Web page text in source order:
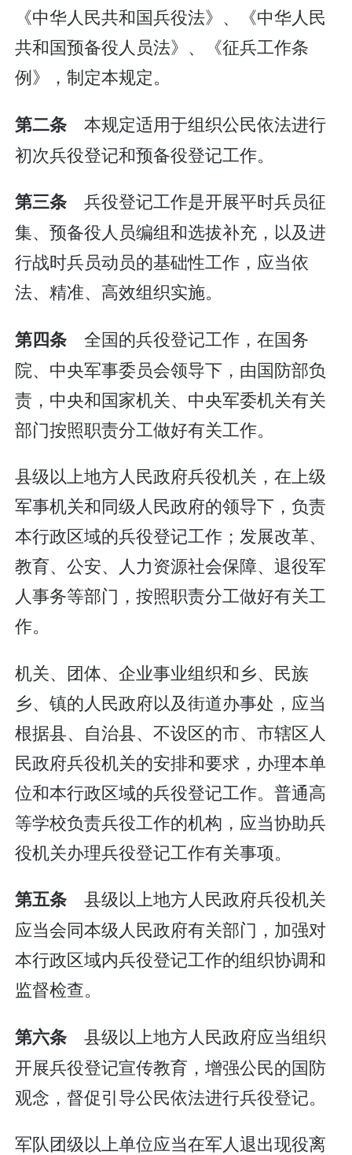
《中华人民共和国兵役法》、《中华人民
共和国预备役人员法》、《征兵工作条
例》，制定本规定。
第二条本规定适用于组织公民依法进行
初次兵役登记和预备役登记工作。
第三条兵役登记工作是开展平时兵员征
集、预备役人员编组和选拔补充，以及进
行战时兵员动员的基础性工作，应当依
法、精准、高效组织实施。
第四条全国的兵役登记工作，在国务
院、中央军事委员会领导下，由国防部负
责，中央和国家机关、中央军委机关有关
部门按照职责分工做好有关工作。
县级以上地方人民政府兵役机关，在上级
军事机关和同级人民政府的领导下，负责
本行政区域的兵役登记工作；发展改革、
教育、公安、人力资源社会保障、退役军
人事务等部门，按照职责分工做好有关工
作。
机关、团体、企业事业组织和乡、民族
乡、镇的人民政府以及街道办事处，应当
根据县、自治县、不设区的市、市辖区人
民政府兵役机关的安排和要求，办理本单
位和本行政区域的兵役登记工作。普通高
等学校负责兵役工作的机构，应当协助兵
役机关办理兵役登记工作有关事项。
第五条县级以上地方人民政府兵役机关
应当会同本级人民政府有关部门，加强对
本行政区域内兵役登记工作的组织协调和
监督检查。
第六条县级以上地方人民政府应当组织
开展兵役登记宣传教育，增强公民的国防
观念，督促引导公民依法进行兵役登记。
军队团级以上单位应当在军人退出现役离